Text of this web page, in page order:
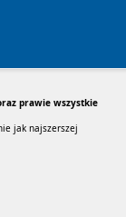
prawie wszystkie
jak najszerszej